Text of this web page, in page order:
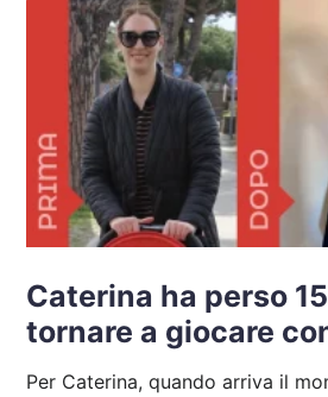
Caterina ha perso
tornare a giocare
Per Caterina, quando arriva il